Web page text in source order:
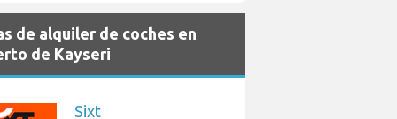
de alquiler de coches en
de Kayseri
Sixt